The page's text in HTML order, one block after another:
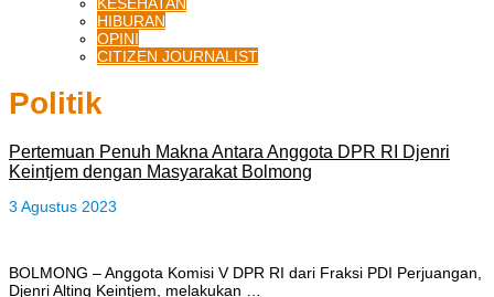
KESEHATAN
HIBURAN
OPINI
CITIZEN JOURNALIST
Politik
Pertemuan Penuh Makna Antara Anggota DPR RI Djenri
Keintjem dengan Masyarakat Bolmong
3 Agustus 2023
BOLMONG – Anggota Komisi V DPR RI dari Fraksi PDI Perjuangan,
Djenri Alting Keintjem, melakukan …